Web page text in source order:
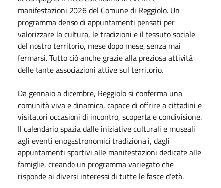
manifestazioni 2026 del Comune di Reggiolo. Un
programma denso di appuntamenti pensati per
valorizzare la cultura, le tradizioni e il tessuto sociale
del nostro territorio, mese dopo mese, senza mai
fermarsi. Tutto ciò anche grazie alla preziosa attività
delle tante associazioni attive sul territorio.
Da gennaio a dicembre, Reggiolo si conferma una
comunità viva e dinamica, capace di offrire a cittadini e
visitatori occasioni di incontro, scoperta e condivisione.
Il calendario spazia dalle iniziative culturali e museali
agli eventi enogastronomici tradizionali, dagli
appuntamenti sportivi alle manifestazioni dedicate alle
famiglie, creando un programma variegato che
risponde ai diversi interessi di tutte le fasce d'età.